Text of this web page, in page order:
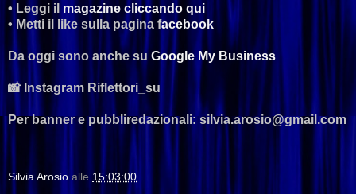
• Leggi il magazine cliccando qui
• Metti il like sulla pagina facebook
Da oggi sono anche su Google My Business
📸 Instagram Riflettori_su
Per banner e pubbliredazionali: silvia.arosio@gmail.com
Silvia Arosio alle 15:03:00